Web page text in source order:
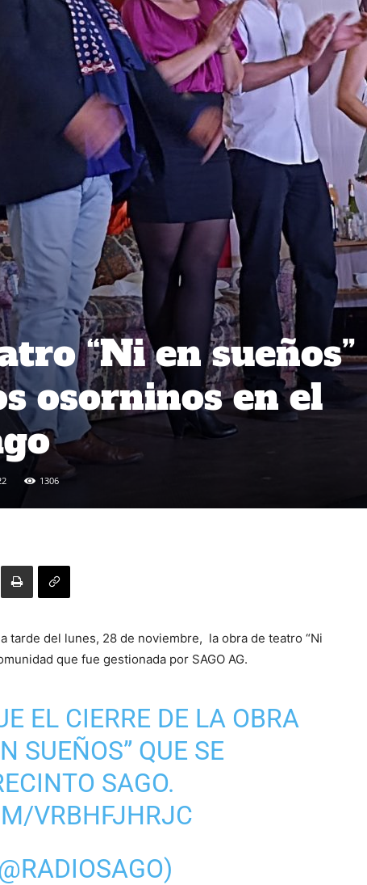
“Ni en sueños”
osorninos en el
1306
tarde del lunes, 28 de noviembre, la obra de teatro “Ni
que fue gestionada por SAGO AG.
EL CIERRE DE LA OBRA
SUEÑOS” QUE SE
SAGO.
VRBHFJHRJC